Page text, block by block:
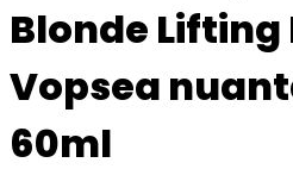
Blonde Lifting
Vopsea
60ml